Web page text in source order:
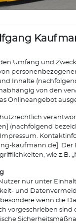
Umfang und
Inhalte
von den
Onlineangebot
(nachfolgend
kaufmann.de].
wie z.B.
nur unter
und
wenn die
vorgeschrieben